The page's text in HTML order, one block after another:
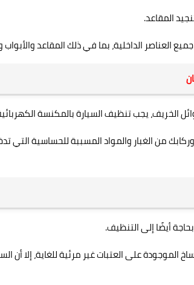
المقاعد.
العناصر الداخلية، بما في ذلك المقاعد
الخريف، يجب تنظيف السيارة بالمكنسة
من الغبار والمواد المسببة للحساسية التي
أيضًا إلى التنظيف.
الموجودة على العتبات غير مرئية للغاية، إلا أن